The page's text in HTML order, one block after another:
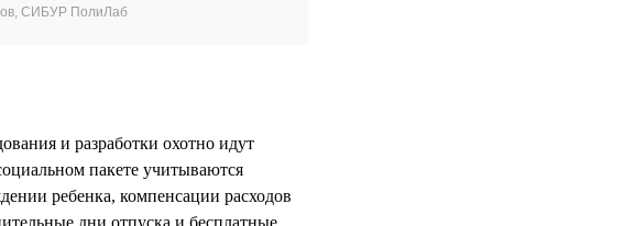
СИБУР ПолиЛаб
и разработки охотно идут
пакете учитываются
ребенка, компенсации расходов
дни отпуска и бесплатные